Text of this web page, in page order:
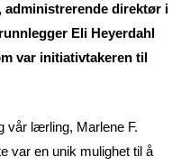
administrerende direktør i
Eli Heyerdahl
var initiativtakeren til
vår lærling, Marlene F.
var en unik mulighet til å